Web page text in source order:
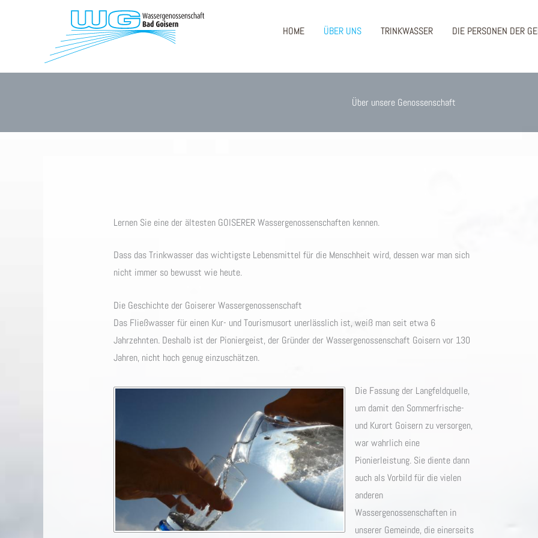
HOME ÜBER UNS TRINKWASSER DIE PERSONEN DER
Über unsere Genossenschaft
Lernen Sie eine der ältesten GOISERER Wassergenossenschaften kennen.
Dass das Trinkwasser das wichtigste Lebensmittel für die Menschheit wird, dessen war man sich
nicht immer so bewusst wie heute.
Die Geschichte der Goiserer Wassergenossenschaft
Das Fließwasser für einen Kur- und Tourismusort unerlässlich ist, weiß man seit etwa 6
Jahrzehnten. Deshalb ist der Pioniergeist, der Gründer der Wassergenossenschaft Goisern vor 130
Jahren, nicht hoch genug einzuschätzen.
Die Fassung der Langfeldquelle,
um damit den Sommerfrische-
und Kurort Goisern zu versorgen,
war wahrlich eine
Pionierleistung. Sie diente dann
auch als Vorbild für die vielen
anderen
Wassergenossenschaften in
unserer Gemeinde, die einerseits